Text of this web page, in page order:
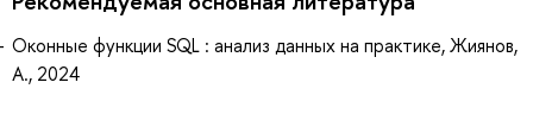
Оконные функции SQL : анализ данных на практике, Жиянов,
А., 2024